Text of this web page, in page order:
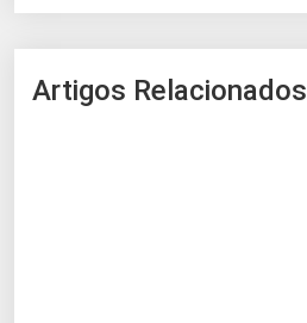
Artigos Relacionados